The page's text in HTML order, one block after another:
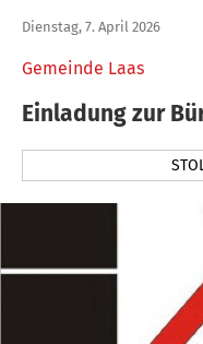
Gemeinde Laas
Dienstag, 7. April 2026
Einladung zur